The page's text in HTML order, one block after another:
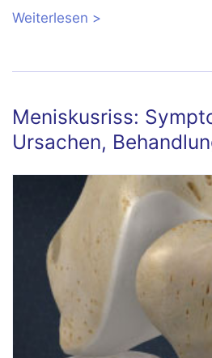
Weiterlesen über
Meniskusriss:
Ursachen,